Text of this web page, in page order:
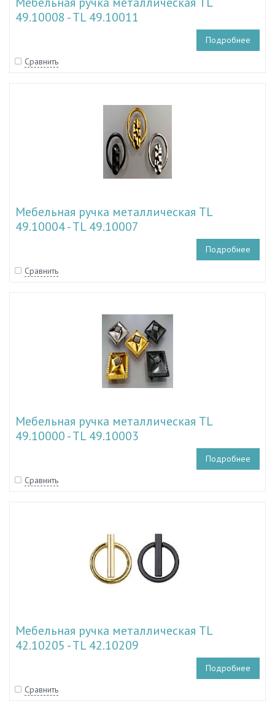
49.10008 - TL 49.10011
Подробнее
Сравнить
Мебельная ручка металлическая TL
49.10004 - TL 49.10007
Подробнее
Сравнить
Мебельная ручка металлическая TL
49.10000 - TL 49.10003
Подробнее
Сравнить
Мебельная ручка металлическая TL
42.10205 - TL 42.10209
Подробнее
Сравнить